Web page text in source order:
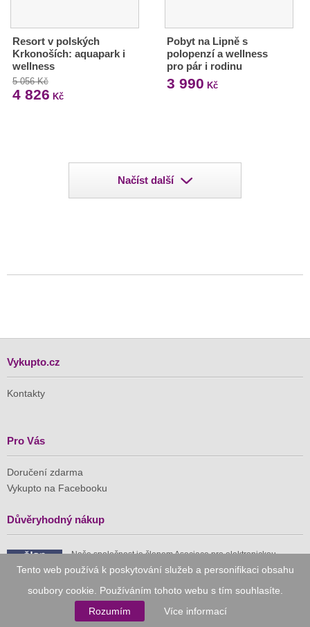
Tento web používá k poskytování služeb a personifikaci obsahu
soubory cookie. Používáním tohoto webu s tím souhlasíte.
Rozumím
Více informací
Resort v polských
Krkonoších: aquapark i
wellness
5 056 Kč
4 826 Kč
Pobyt na Lipně s
polopenzí a wellness
pro pár i rodinu
3 990 Kč
Načíst další
Vykupto.cz
Kontakty
Pro Vás
Doručení zdarma
Vykupto na Facebooku
Důvěryhodný nákup
Naše společnost je členem Asociace pro elektronickou
komerci (APEK)